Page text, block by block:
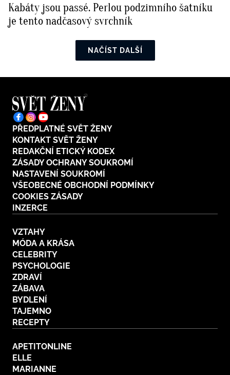
Kabáty jsou passé. Perlou podzimního šatníku
je tento nadčasový svrchník
NAČÍST DALŠÍ
PŘEDPLATNÉ SVĚT ŽENY
KONTAKT SVĚT ŽENY
REDAKČNÍ ETICKÝ KODEX
ZÁSADY OCHRANY SOUKROMÍ
NASTAVENÍ SOUKROMÍ
VŠEOBECNÉ OBCHODNÍ PODMÍNKY
COOKIES ZÁSADY
INZERCE
VZTAHY
MÓDA A KRÁSA
CELEBRITY
PSYCHOLOGIE
ZDRAVÍ
ZÁBAVA
BYDLENÍ
TAJEMNO
RECEPTY
APETITONLINE
ELLE
MARIANNE